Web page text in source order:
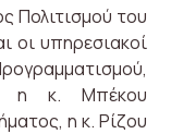
Πολιτισμού του
οι υπηρεσιακοί
η κ. Μπέκου
η κ. Ρίζου